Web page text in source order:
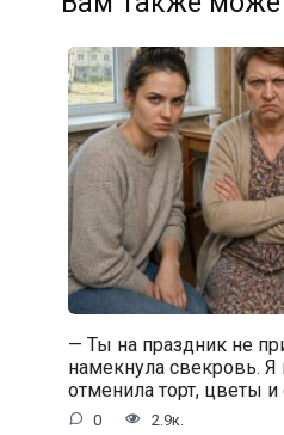
— Ты на праздник не
намекнула свекровь. Я
отменила торт, цветы
0 2.9к.